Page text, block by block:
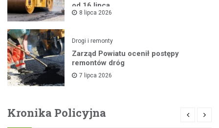
od 16 lipca
8 lipca 2026
Drogi i remonty
Zarząd Powiatu ocenił postępy
remontów dróg
7 lipca 2026
Kronika Policyjna